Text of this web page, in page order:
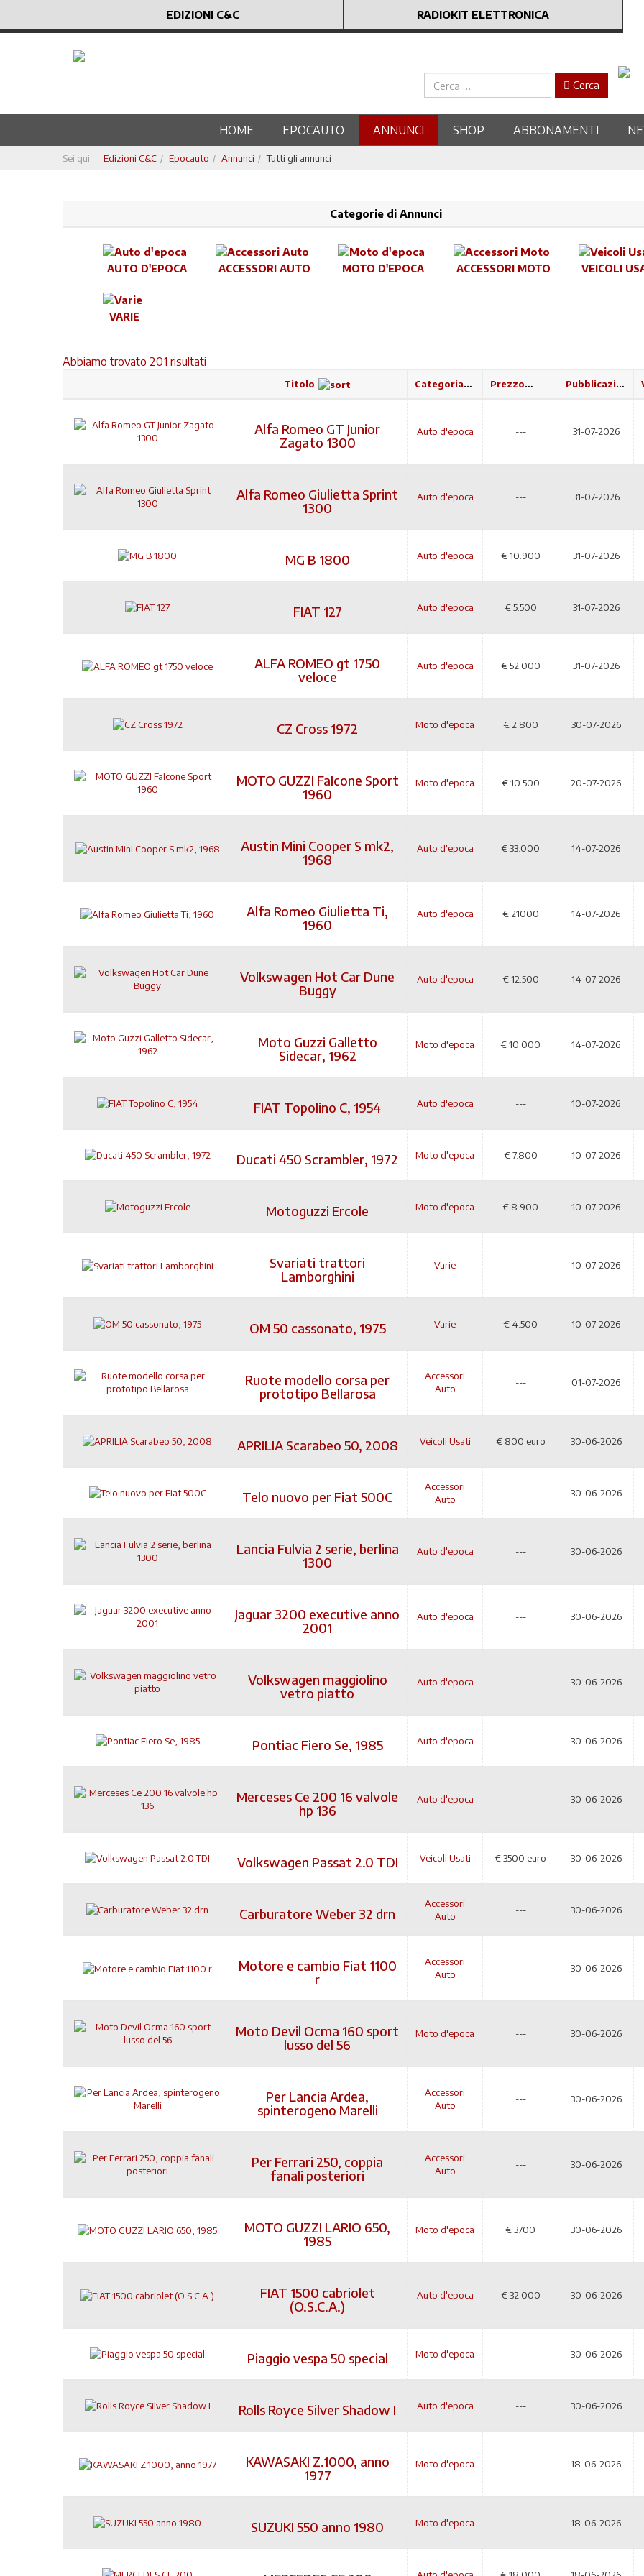
EDIZIONI C&C RADIOKIT ELETTRONICA
Cerca Cerca
HOME EPOCAUTO ANNUNCI SHOP ABBONAMENTI
Sei qui: Edizioni C&C Epocauto Annunci Tutti gli annunci
Categorie di Annunci
AUTO D'EPOCA ACCESSORI AUTO MOTO D'EPOCA ACCESSORI MOTO VEICOLI
VARIE
Abbiamo trovato 201 risultati
Titolo Categoria Prezzo Pubblicazione
Alfa Romeo GT Junior
Zagato 1300
Auto d'epoca --- 31-07-2026
Alfa Romeo Giulietta Sprint
1300
Auto d'epoca --- 31-07-2026
MG B 1800 Auto d'epoca € 10.900 31-07-2026
FIAT 127 Auto d'epoca € 5.500 31-07-2026
ALFA ROMEO gt 1750
veloce
Auto d'epoca € 52.000 31-07-2026
CZ Cross 1972 Moto d'epoca € 2.800 30-07-2026
MOTO GUZZI Falcone Sport
1960
Moto d'epoca € 10.500 20-07-2026
Austin Mini Cooper S mk2,
1968
Auto d'epoca €33.000 14-07-2026
Alfa Romeo Giulietta Ti,
1960
Auto d'epoca € 21000 14-07-2026
Volkswagen Hot Car Dune
Buggy
Auto d'epoca € 12.500 14-07-2026
Moto Guzzi Galletto
Sidecar, 1962
Moto d'epoca €10.000 14-07-2026
FIAT Topolino C, 1954 Auto d'epoca --- 10-07-2026
Ducati 450 Scrambler, 1972 Moto d'epoca € 7.800 10-07-2026
Motoguzzi Ercole Moto d'epoca € 8.900 10-07-2026
Svariati trattori
Lamborghini
Varie --- 10-07-2026
OM 50 cassonato, 1975 Varie € 4.500 10-07-2026
Ruote modello corsa per
prototipo Bellarosa
Accessori
Auto
--- 01-07-2026
APRILIA Scarabeo 50, 2008 Veicoli Usati € 800 euro 30-06-2026
Telo nuovo per Fiat 500C
Accessori
Auto
--- 30-06-2026
Lancia Fulvia 2 serie, berlina
1300
Auto d'epoca --- 30-06-2026
Jaguar 3200 executive anno
2001
Auto d'epoca --- 30-06-2026
Volkswagen maggiolino
vetro piatto
Auto d'epoca --- 30-06-2026
Pontiac Fiero Se, 1985 Auto d'epoca --- 30-06-2026
Merceses Ce 200 16 valvole
hp 136
Auto d'epoca --- 30-06-2026
Volkswagen Passat 2.0 TDI Veicoli Usati €3500 euro 30-06-2026
Carburatore Weber 32 drn
Accessori
Auto
--- 30-06-2026
Motore e cambio Fiat 1100
r
Accessori
Auto
--- 30-06-2026
Moto Devil Ocma 160 sport
lusso del 56
Moto d'epoca --- 30-06-2026
Per Lancia Ardea,
spinterogeno Marelli
Accessori
Auto
--- 30-06-2026
Per Ferrari 250, coppia
fanali posteriori
Accessori
Auto
--- 30-06-2026
MOTO GUZZI LARIO 650,
1985
Moto d'epoca €3700 30-06-2026
FIAT 1500 cabriolet
(O.S.C.A.)
Auto d'epoca € 32.000 30-06-2026
Piaggio vespa 50 special Moto d'epoca --- 30-06-2026
Rolls Royce Silver Shadow I Auto d'epoca --- 30-06-2026
KAWASAKI Z.1000, anno
1977
Moto d'epoca --- 18-06-2026
SUZUKI 550 anno 1980 Moto d'epoca --- 18-06-2026